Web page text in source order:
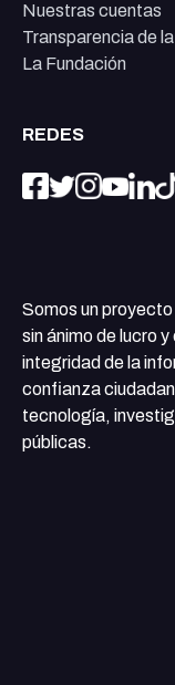
Nuestras cuentas
Transparencia de
La Fundación
REDES
Somos un
sin ánimo de lucro
integridad de la
confianza
tecnología,
públicas.